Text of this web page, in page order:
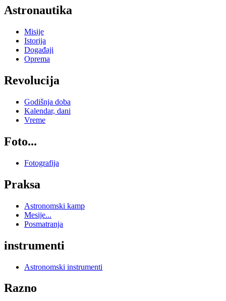
Astronautika
Misije
Istorija
Događaji
Oprema
Revolucija
Godišnja doba
Kalendar, dani
Vreme
Foto...
Fotografija
Praksa
Astronomski kamp
Mesije...
Posmatranja
instrumenti
Astronomski instrumenti
Razno